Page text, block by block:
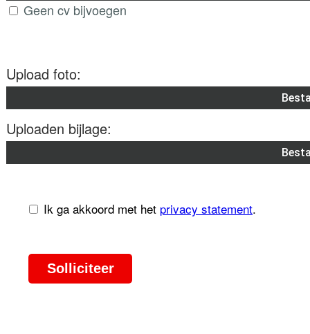
Geen cv bijvoegen
Upload foto:
Uploaden bijlage:
Ik ga akkoord met het privacy statement.